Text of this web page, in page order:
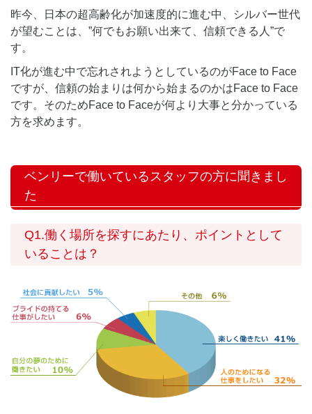
昨今、日本の超高齢化が加速度的に進む中、シルバー世代
が望むことは、”何でもお願い出来て、信頼できる人”で
す。
IT化が進む中で忘れされようとしているのがFace to Face
ですが、信頼の始まりは何から始まるのかはFace to Face
です。そのためFace to Faceが何より大事と分かっている
方を求めます。
ベンリーで働いているスタッフの方に聞きまし
た
Q1.働く場所を探すにあたり、ポイントとして
いることは？